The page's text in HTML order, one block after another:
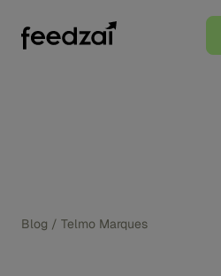
Blog / Telmo Marques